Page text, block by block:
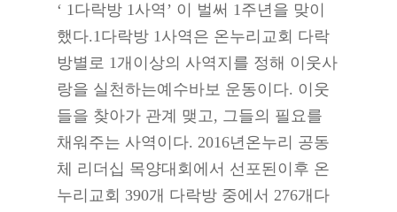
‘ 1다락방 1사역’ 이 벌써 1주년을 맞이
했다.1다락방 1사역은 온누리교회 다락
방별로 1개이상의 사역지를 정해 이웃사
랑을 실천하는예수바보 운동이다. 이웃
들을 찾아가 관계 맺고, 그들의 필요를
채워주는 사역이다. 2016년온누리 공동
체 리더십 목양대회에서 선포된이후 온
누리교회 390개 다락방 중에서 276개다